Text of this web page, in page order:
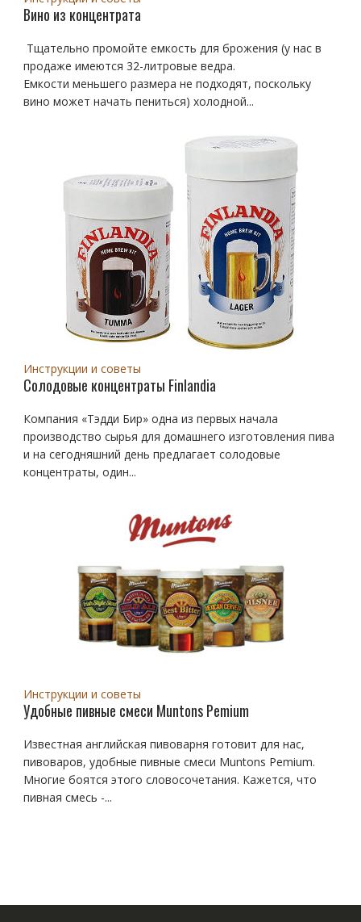
Вино из концентрата
Тщательно промойте емкость для брожения (у нас в
продаже имеются 32-литровые ведра.
Емкости меньшего размера не подходят, поскольку
вино может начать пениться) холодной...
Инструкции и советы
Солодовые концентраты Finlandia
Компания «Тэдди Бир» одна из первых начала
производство сырья для домашнего изготовления пива
и на сегодняшний день предлагает солодовые
концентраты, один...
Инструкции и советы
Удобные пивные смеси Muntons Pemium
Известная английская пивоварня готовит для нас,
пивоваров, удобные пивные смеси Muntons Pemium.
Многие боятся этого словосочетания. Кажется, что
пивная смесь -...